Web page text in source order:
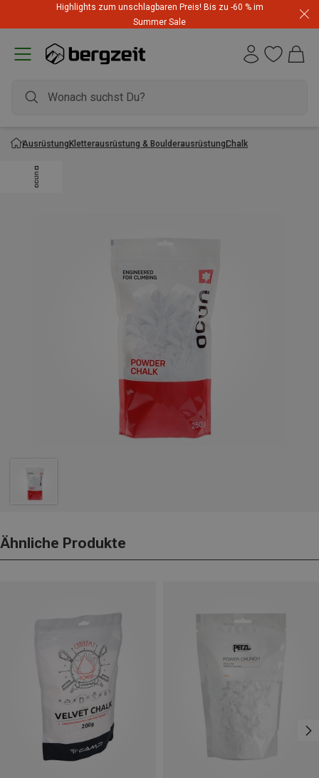
Highlights zum unschlagbaren Preis! Bis zu -60 % im
Summer Sale
AusrüstungKletterausrüstung & BoulderausrüstungChalk
Ähnliche Produkte